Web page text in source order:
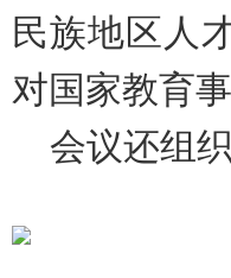
民族地区人
对国家教育
会议还组